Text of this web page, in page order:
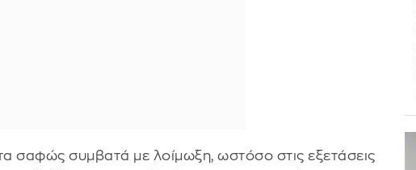
σαφώς συμβατά με λοίμωξη, ωστόσο στις εξετάσεις